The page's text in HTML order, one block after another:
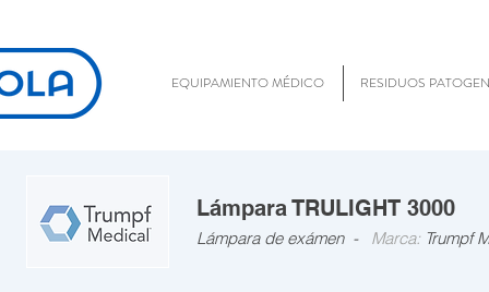
EQUIPAMIENTO MÉDICO RESIDUOS
Lámpara TRULIGHT 3000
Lámpara de exámen - Marca:Trumpf